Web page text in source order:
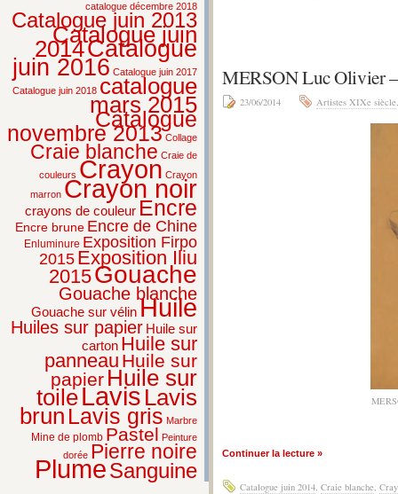
catalogue décembre 2018
Catalogue juin 2013
Catalogue juin
2014Catalogue
juin 2016 Catalogue juin 2017
Catalogue juin 2018 catalogue
mars 2015
Catalogue
novembre 2013 Collage
Craie blanche Craie de
couleurs Crayon Crayon
marron Crayon noir
crayons de couleur Encre
Encre brune Encre de Chine
Enluminure Exposition Firpo
2015 Exposition Iliu
2015Gouache
Gouache blanche
Gouache sur vélinHuile
Huiles sur papier Huile sur
carton Huile sur
panneau Huile sur
papier Huile sur
toileLavis Lavis
brun Lavis gris Marbre
Mine de plomb Pastel Peinture
dorée Pierre noire
PlumeSanguine
MERSON Luc Olivier
23/06/2014 Artistes XIXe siècle
Continuer la lecture »
Catalogue juin 2014, Craie blanche,